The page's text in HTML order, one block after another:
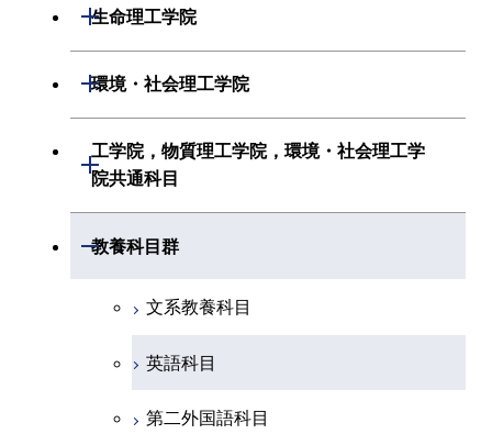
初年次専門科目
創造プロセス科目
共通専門科目
経営工学系
初年次専門科目
創造プロセス科目
初年次専門科目
共通専門科目
数理・計算科学系
初年次専門科目
創造プロセス科目
共通専門科目
生命理工学院
開閉
生命理工学系
創造プロセス科目
共通専門科目
環境・社会理工学院
開閉
建築学系
融合理工学系
初年次専門科目
創造プロセス科目
共通専門科目
工学院，物質理工学院，環境・社会理工学
院共通科目
開閉
工学院，物質理工学院，環境・社会
教養科目群
開閉
文系教養科目
英語科目
第二外国語科目